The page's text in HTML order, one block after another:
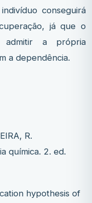
conseguirá
já que o
admitir a própria
a dependência.
R.
química. 2. ed.
hypothesis of